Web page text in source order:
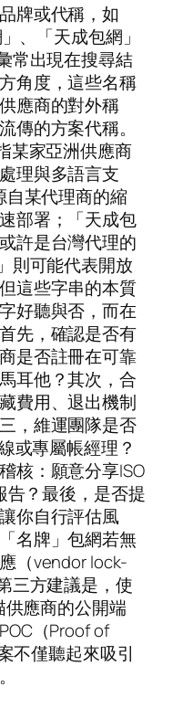
牌或代稱，如
、「天成包網」
常出現在搜尋結
角度，這些名稱
應商的對外稱
傳的方案代稱。
某家亞洲供應商
理與多語言支
自某代理商的縮
部署；「天成包
許是台灣代理的
則可能代表開放
這些字串的本質
好聽與否，而在
先，確認是否有
是否註冊在可靠
耳他？其次，合
費用、退出機制
，維運團隊是否
或專屬帳經理？
核：願意分享ISO
告？最後，是否提
你自行評估風
名牌」包網若無
（vendor lock-
三方建議是，使
供應商的公開端
（Proof of
不僅聽起來吸引